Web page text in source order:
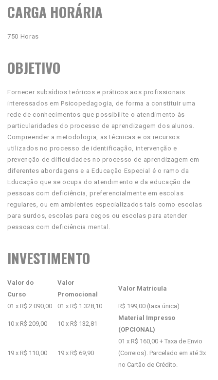
CARGA HORÁRIA
750 Horas
OBJETIVO
Fornecer subsídios teóricos e práticos aos profissionais
interessados em Psicopedagogia, de forma a constituir uma
rede de conhecimentos que possibilite o atendimento às
particularidades do processo de aprendizagem dos alunos.
Compreender a metodologia, as técnicas e os recursos
utilizados no processo de identificação, intervenção e
prevenção de dificuldades no processo de aprendizagem em
diferentes abordagens e a Educação Especial é o ramo da
Educação que se ocupa do atendimento e da educação de
pessoas com deficiência, preferencialmente em escolas
regulares, ou em ambientes especializados tais como escolas
para surdos, escolas para cegos ou escolas para atender
pessoas com deficiência mental.
INVESTIMENTO
Valor do
Curso
Valor
Promocional
Valor Matrícula
01 x R$ 2.090,00 01 x R$ 1.328,10 R$ 199,00 (taxa única)
10 x R$ 209,00 10 x R$ 132,81
Material Impresso
(OPCIONAL)
19 x R$ 110,00 19 x R$ 69,90
01 x R$ 160,00 + Taxa de Envio
(Correios). Parcelado em até 3x
no Cartão de Crédito.